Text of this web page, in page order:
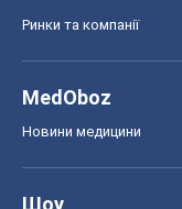
Ринки та компанії
MedOboz
Новини медицини
Шоу